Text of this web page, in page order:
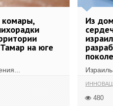
на юге
Из
Израиль
480